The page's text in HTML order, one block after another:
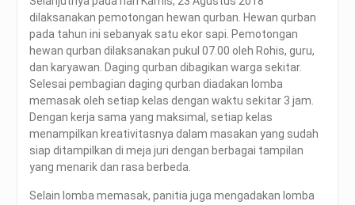
dilaksanakan pemotongan hewan qurban. Hewan qurban
pada tahun ini sebanyak satu ekor sapi. Pemotongan
hewan qurban dilaksanakan pukul 07.00 oleh Rohis, guru,
dan karyawan. Daging qurban dibagikan warga sekitar.
Selesai pembagian daging qurban diadakan lomba
memasak oleh setiap kelas dengan waktu sekitar 3 jam.
Dengan kerja sama yang maksimal, setiap kelas
menampilkan kreativitasnya dalam masakan yang sudah
siap ditampilkan di meja juri dengan berbagai tampilan
yang menarik dan rasa berbeda.
Selain lomba memasak, panitia juga mengadakan lomba